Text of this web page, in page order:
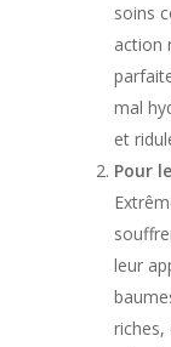
soins
action
mal
et
Pour
leur
riches,